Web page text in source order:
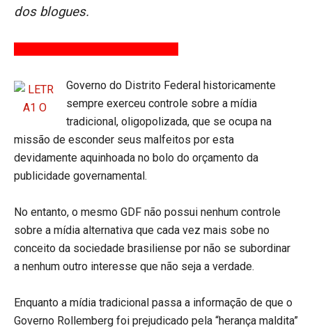
dos blogues.
Governo do Distrito Federal historicamente
sempre exerceu controle sobre a mídia
tradicional, oligopolizada, que se ocupa na
missão de esconder seus malfeitos por esta
devidamente aquinhoada no bolo do orçamento da
publicidade governamental.
No entanto, o mesmo GDF não possui nenhum controle
sobre a mídia alternativa que cada vez mais sobe no
conceito da sociedade brasiliense por não se subordinar
a nenhum outro interesse que não seja a verdade.
Enquanto a mídia tradicional passa a informação de que o
Governo Rollemberg foi prejudicado pela “herança maldita”